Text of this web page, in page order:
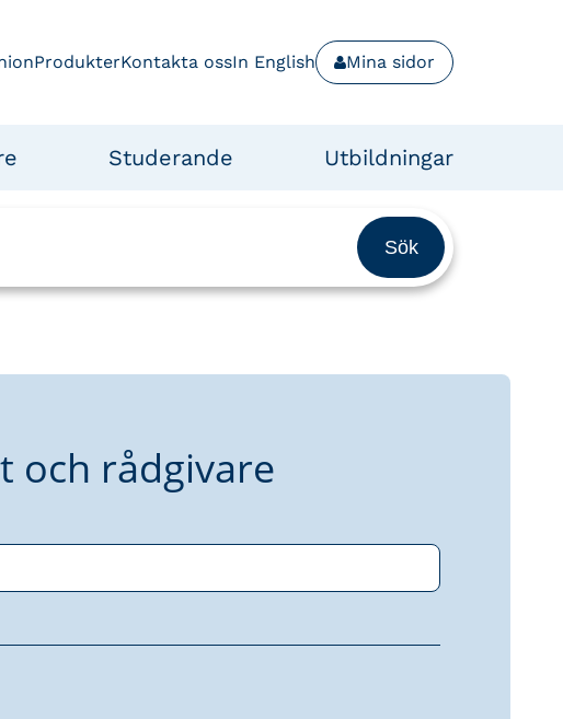
ProdukterKontakta ossIn English Mina sidor
Studerande Utbildningar
och rådgivare